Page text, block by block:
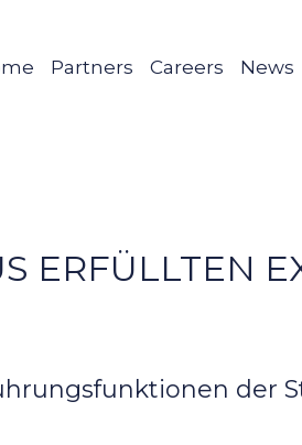
Partners Careers News
ERFÜLLTEN
der